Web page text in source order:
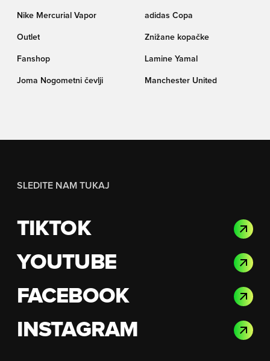
Nike Mercurial Vapor
adidas Copa
Outlet Znižane kopačke
Fanshop Lamine Yamal
Joma Nogometni čevlji Manchester United
SLEDITE NAM TUKAJ
TIKTOK
YOUTUBE
FACEBOOK
INSTAGRAM